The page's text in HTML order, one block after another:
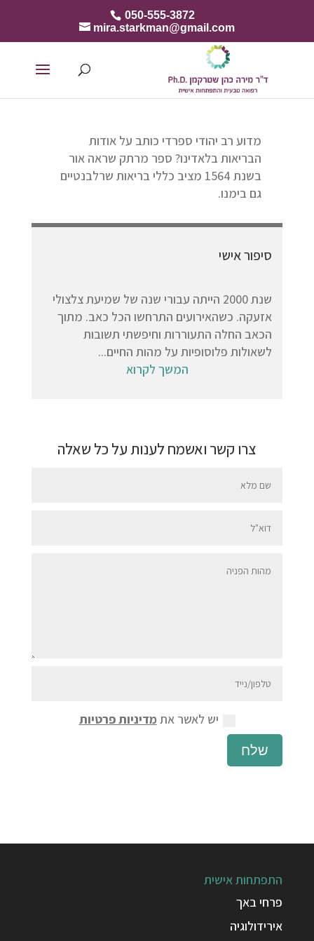
050-555-3872
mira.starkman@gmail.com
מדוע רב יהודי ספרדי כותב על אודות
הבריאות בלאדינו? ספר מרתק שראה אור
בשנת 1564 מציב כללי בריאות שרלבנטיים
גם בימנו.
סיפור אישי
שנת 2000 הייתה עבורי שנה של שמיעת צלצולי
אזעקה. כשהאירועים התרחשו הכל כאב. מתוך
הכאב החלה התעוררות וחיפשתי תשובות
לשאולות פלוסופיות על מהות החיים...
המשך לקרוא
צרו קשר ואשמח לענות על כל שאלה
יש לאשר את מדיניות פרטיות
שלח
התפתחות אישית
פרחי באך
אירידולוגיה